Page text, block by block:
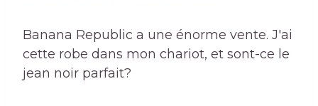
Banana Republic a une énorme vente. J'ai
cette robe dans mon chariot, et sont-ce le
jean noir parfait?